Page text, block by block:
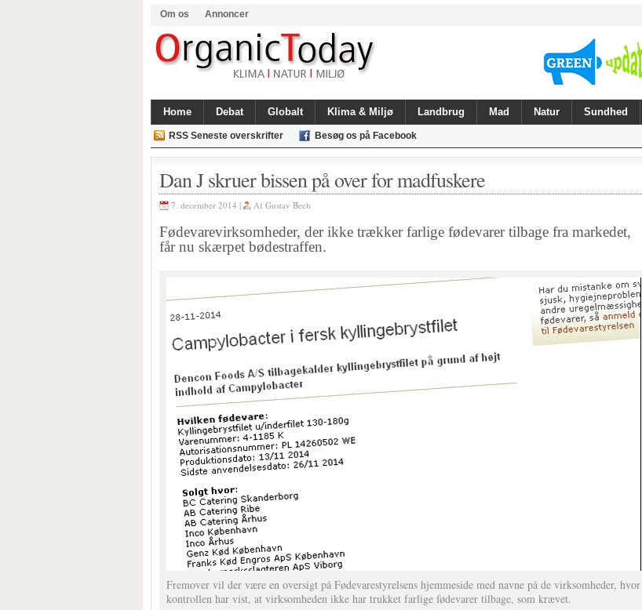
Om os Annoncer
Home Debat Globalt Klima & Miljø Landbrug Mad Natur Sundhed
RSS Seneste overskrifter Besøg os på Facebook
Dan J skruer bissen på over for madfuskere
7. december 2014 | Af Gustav Bech
Fødevarevirksomheder, der ikke trækker farlige fødevarer tilbage fra markedet,
får nu skærpet bødestraffen.
Fremover vil der være en oversigt på Fødevarestyrelsens hjemmeside med navne på de virksomheder, hvor
kontrollen har vist, at virksomheden ikke har trukket farlige fødevarer tilbage, som krævet.